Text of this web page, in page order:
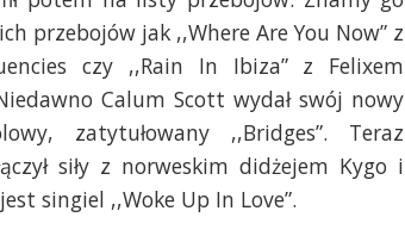
przebojów jak ,,Where Are You Now” z
czy ,,Rain In Ibiza” z Felixem
Calum Scott wydał swój nowy
zatytułowany ,,Bridges”. Teraz
siły z norweskim didżejem Kygo i
singiel ,,Woke Up In Love”.